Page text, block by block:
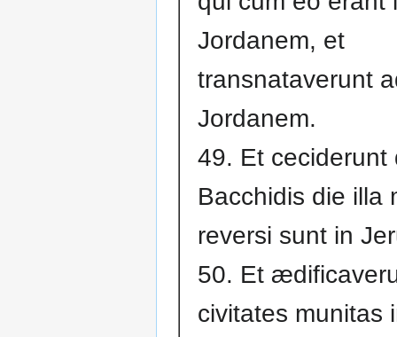
Jordanem, et
transnataverunt
Jordanem.
49. Et ceciderunt
Bacchidis die illa
reversi sunt in
50. Et
civitates munitas